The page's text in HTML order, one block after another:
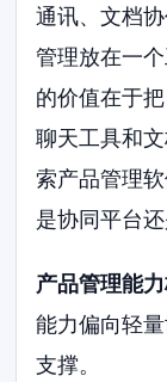
通讯、文档
管理放在一
的价值在于
聊天工具和
索产品管理
是协同平台
产品管理能
能力偏向轻
支撑。